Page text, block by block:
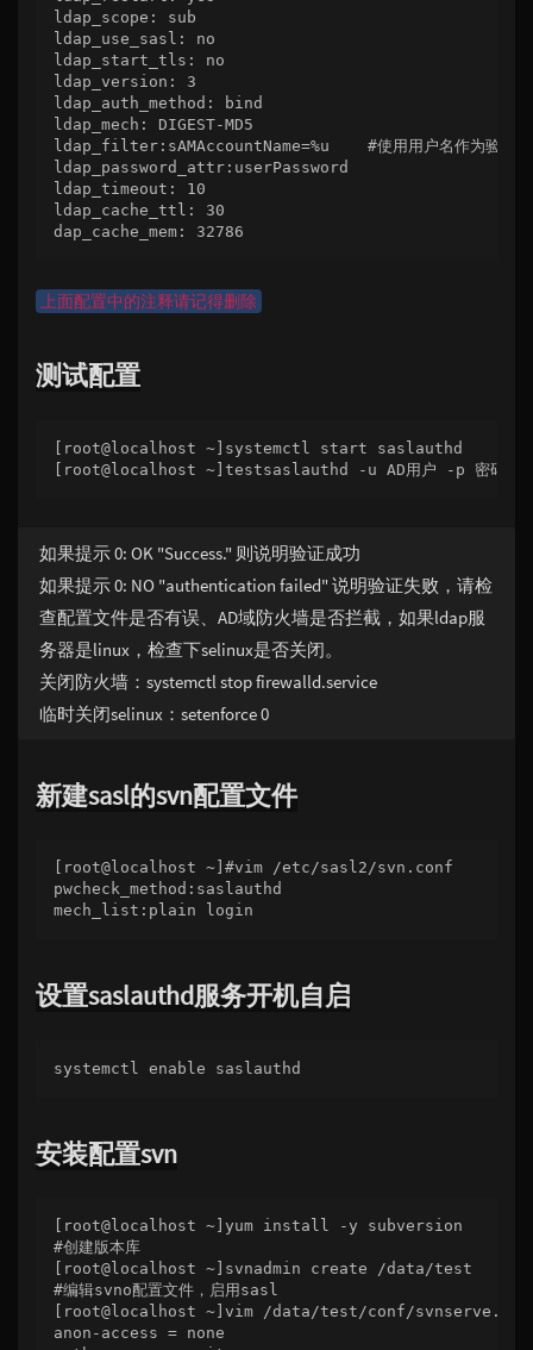
ldap_scope: sub
ldap_use_sasl: no
ldap_start_tls: no
ldap_version: 3
ldap_auth_method: bind
ldap_mech: DIGEST-MD5
ldap_filter:sAMAccountName=%u    #使用用户名作为验证方
ldap_password_attr:userPassword
ldap_timeout: 10
ldap_cache_ttl: 30
dap_cache_mem: 32786
上面配置中的注释请记得删除
测试配置
[root@localhost ~]systemctl start saslauthd
如果提示 0: OK "Success." 则说明验证成功
如果提示 0: NO "authentication failed" 说明验证失败，请检
查配置文件是否有误、AD域防火墙是否拦截，如果ldap服
务器是linux，检查下selinux是否关闭。
关闭防火墙：systemctl stop firewalld.service
临时关闭selinux：setenforce 0
新建sasl的svn配置文件
[root@localhost ~]#vim /etc/sasl2/svn.conf
pwcheck_method:saslauthd
设置saslauthd服务开机自启
安装配置svn
[root@localhost ~]yum install -y subversion
#创建版本库
[root@localhost ~]svnadmin create /data/test
#编辑svno配置文件，启用sasl
[root@localhost ~]vim /data/test/conf/
anon-access = none